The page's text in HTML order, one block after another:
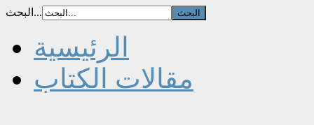
البحث...
الرئيسية
مقالات الكتاب